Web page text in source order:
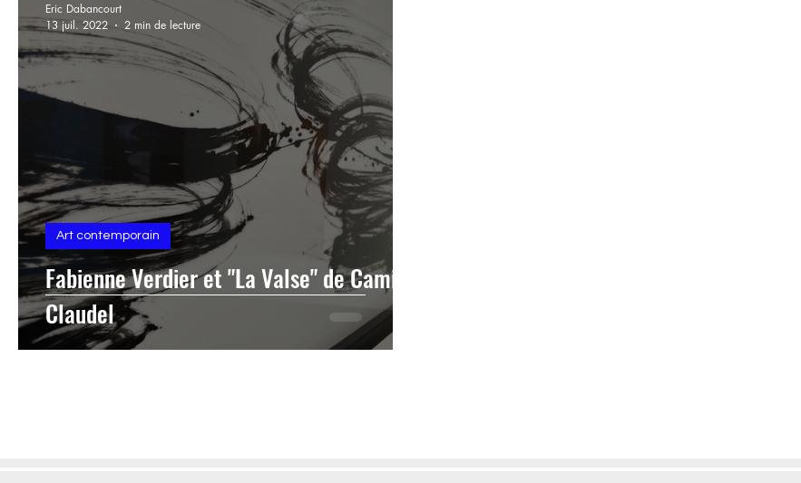
Fabienne Verdier et "La Valse" de Camille
Claudel
Art contemporain
Eric Dabancourt
13 juil. 2022
2 min de lecture